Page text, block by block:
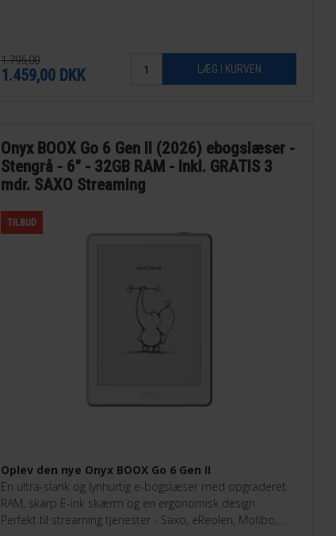
1.795,00
1.459,00 DKK
Onyx BOOX Go 6 Gen II (2026) ebogslæser -
Stengrå - 6" - 32GB RAM - Inkl. GRATIS 3
mdr. SAXO Streaming
TILBUD
Oplev den nye Onyx BOOX Go 6 Gen II
En ultra-slank og lynhurtig e-bogslæser med opgraderet
RAM, skarp E-ink skærm og en ergonomisk design.
Perfekt til streaming tjenester - Saxo, eReolen, Mofibo,